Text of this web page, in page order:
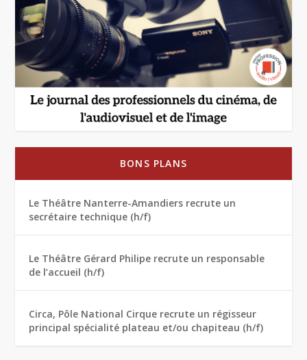
BONS PLANS
Le Théâtre Nanterre-Amandiers recrute un
secrétaire technique (h/f)
Le Théâtre Gérard Philipe recrute un responsable
de l’accueil (h/f)
Circa, Pôle National Cirque recrute un régisseur
principal spécialité plateau et/ou chapiteau (h/f)